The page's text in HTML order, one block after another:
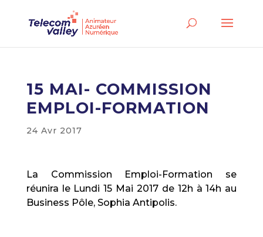
15 MAI- COMMISSION
EMPLOI-FORMATION
24 Avr 2017
La Commission Emploi-Formation se
réunira le Lundi 15 Mai 2017 de 12h à 14h au
Business Pôle, Sophia Antipolis.